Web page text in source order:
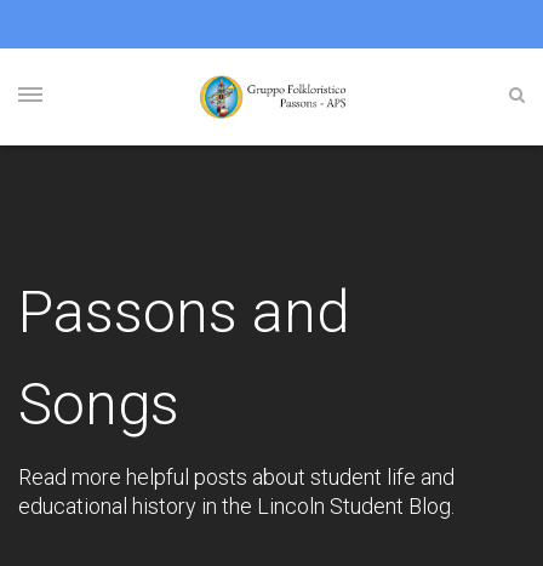
Passons and
Songs
Read more helpful posts about student life and
educational history in the Lincoln Student Blog.